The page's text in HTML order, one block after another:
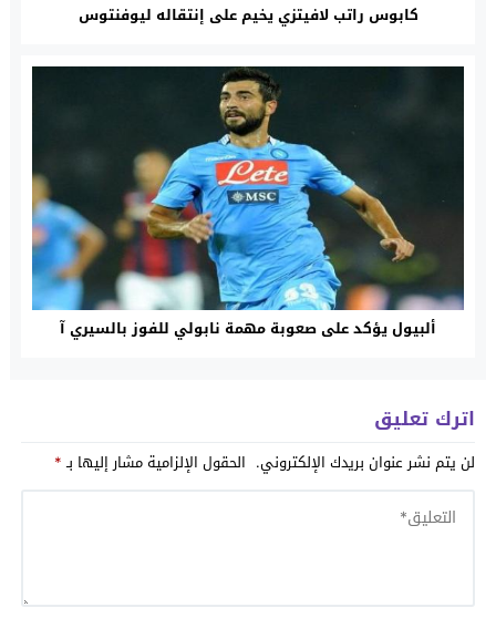
كابوس راتب لافيتزي يخيم على إنتقاله ليوفنتوس
ألبيول يؤكد على صعوبة مهمة نابولي للفوز بالسيري آ
اترك تعليق
لن يتم نشر عنوان بريدك الإلكتروني. الحقول الإلزامية مشار إليها بـ*